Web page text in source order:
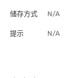
储存方式 N/A
提示 N/A